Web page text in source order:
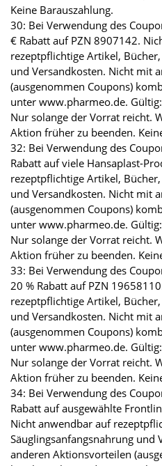
Keine Barauszahlung.
30: Bei Verwendung des
€ Rabatt auf PZN 8907142.
rezeptpflichtige Artikel,
und Versandkosten. Nicht mit
(ausgenommen Coupons)
unter www.pharmeo.de.
Nur solange der Vorrat reicht.
Aktion früher zu beenden.
32: Bei Verwendung des
Rabatt auf viele Hansaplast-
rezeptpflichtige Artikel,
und Versandkosten. Nicht mit
(ausgenommen Coupons)
unter www.pharmeo.de.
Nur solange der Vorrat reicht.
Aktion früher zu beenden.
33: Bei Verwendung des
20 % Rabatt auf PZN
rezeptpflichtige Artikel,
und Versandkosten. Nicht mit
(ausgenommen Coupons)
unter www.pharmeo.de.
Nur solange der Vorrat reicht.
Aktion früher zu beenden.
34: Bei Verwendung des
Rabatt auf ausgewählte
Nicht anwendbar auf
Säuglingsanfangsnahrung und
anderen Aktionsvorteilen